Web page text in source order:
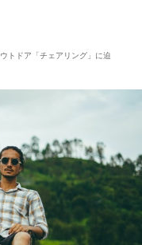
トドア「チェアリング」に迫